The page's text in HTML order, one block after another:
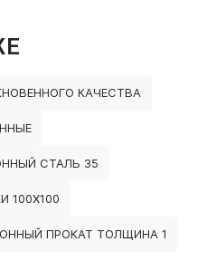
КАЧЕСТВА
СТАЛЬ 35
100Х100
ПРОКАТ ТОЛЩИНА 1